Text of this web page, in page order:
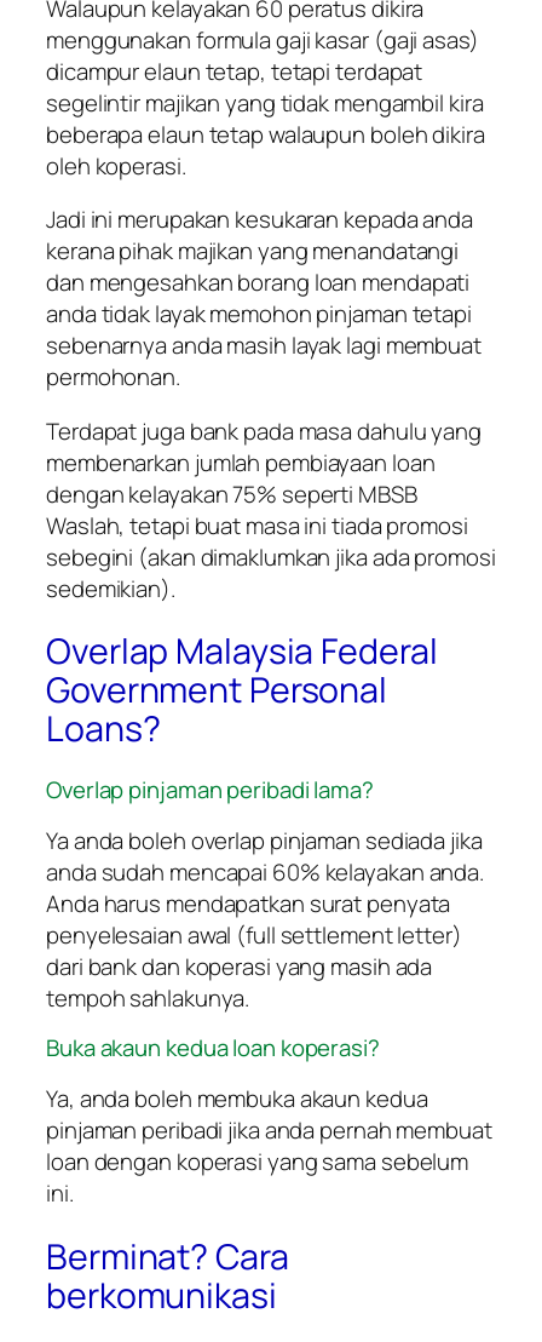
Walaupun kelayakan 60 peratus dikira
menggunakan formula gaji kasar (gaji asas)
dicampur elaun tetap, tetapi terdapat
segelintir majikan yang tidak mengambil kira
beberapa elaun tetap walaupun boleh dikira
oleh koperasi.
Jadi ini merupakan kesukaran kepada anda
kerana pihak majikan yang menandatangi
dan mengesahkan borang loan mendapati
anda tidak layak memohon pinjaman tetapi
sebenarnya anda masih layak lagi membuat
permohonan.
Terdapat juga bank pada masa dahulu yang
membenarkan jumlah pembiayaan loan
dengan kelayakan 75% seperti MBSB
Waslah, tetapi buat masa ini tiada promosi
sebegini (akan dimaklumkan jika ada promosi
sedemikian).
Overlap Malaysia Federal
Government Personal
Loans?
Overlap pinjaman peribadi lama?
Ya anda boleh overlap pinjaman sediada jika
anda sudah mencapai 60% kelayakan anda.
Anda harus mendapatkan surat penyata
penyelesaian awal (full settlement letter)
dari bank dan koperasi yang masih ada
tempoh sahlakunya.
Buka akaun kedua loan koperasi?
Ya, anda boleh membuka akaun kedua
pinjaman peribadi jika anda pernah membuat
loan dengan koperasi yang sama sebelum
ini.
Berminat? Cara
berkomunikasi